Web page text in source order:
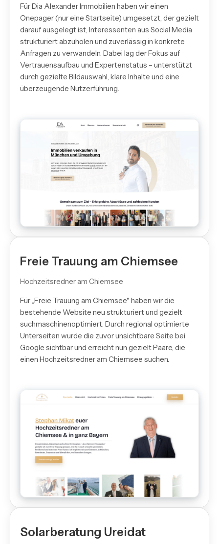
Für Dia Alexander Immobilien haben wir einen
Onepager (nur eine Startseite) umgesetzt, der gezielt
darauf ausgelegt ist, Interessenten aus Social Media
strukturiert abzuholen und zuverlässig in konkrete
Anfragen zu verwandeln. Dabei lag der Fokus auf
Vertrauensaufbau und Expertenstatus – unterstützt
durch gezielte Bildauswahl, klare Inhalte und eine
überzeugende Nutzerführung.
Freie Trauung am Chiemsee
Hochzeitsredner am Chiemsee
Für „Freie Trauung am Chiemsee" haben wir die
bestehende Website neu strukturiert und gezielt
suchmaschinenoptimiert. Durch regional optimierte
Unterseiten wurde die zuvor unsichtbare Seite bei
Google sichtbar und erreicht nun gezielt Paare, die
einen Hochzeitsredner am Chiemsee suchen.
Solarberatung Ureidat